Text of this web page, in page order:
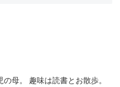
母。 趣味は読書とお散歩。